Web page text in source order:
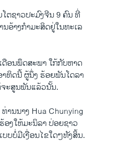
ຕ​ຊາວ​ປະມົງຈີນ​ 9 ຄົນ ​ທີ່​
ອ້າງກຳມະສິດຢູ່ໃນທະ​ເລ
ອນ​ພຶດສະພາ ໃກ້​ກັບຫາດ
ທິດ​ນີ້ ຜູ້​ນຶ່ງ ຮ້ອຍພັນ​ໂດ​ລາ
ຈະ​ສູນພັນແລ້ວນັ້ນ.
ານ​ນາງ Hua Chunying
ອງ​ໃຫ້​ມະນິລາ ປ່ອຍ​ຊາວ
ບບໍ່ມີເງື່ອນໄຂໃດໆທັງສິ້ນ.